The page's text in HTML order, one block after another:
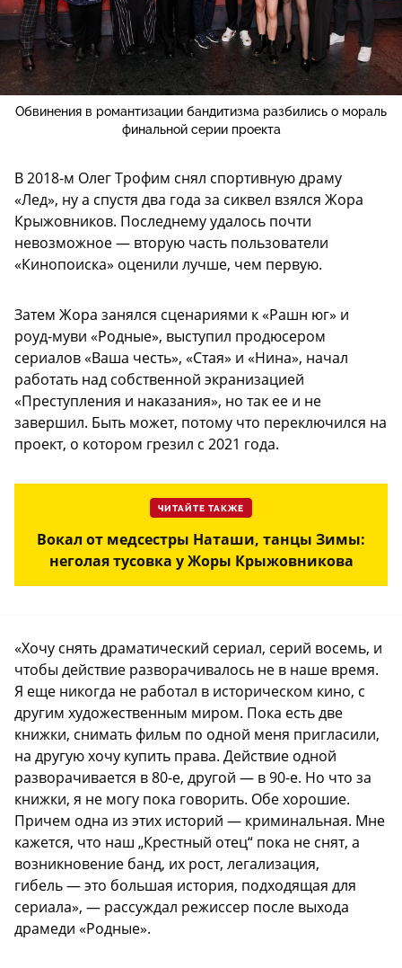
Обвинения в романтизации бандитизма разбились о мораль
финальной серии проекта
В 2018-м Олег Трофим снял спортивную драму
«Лед», ну а спустя два года за сиквел взялся Жора
Крыжовников. Последнему удалось почти
невозможное — вторую часть пользователи
«Кинопоиска» оценили лучше, чем первую.
Затем Жора занялся сценариями к «Рашн юг» и
роуд-муви «Родные», выступил продюсером
сериалов «Ваша честь», «Стая» и «Нина», начал
работать над собственной экранизацией
«Преступления и наказания», но так ее и не
завершил. Быть может, потому что переключился на
проект, о котором грезил с 2021 года.
ЧИТАЙТЕ ТАКЖЕ
Вокал от медсестры Наташи, танцы Зимы:
неголая тусовка у Жоры Крыжовникова
«Хочу снять драматический сериал, серий восемь, и
чтобы действие разворачивалось не в наше время.
Я еще никогда не работал в историческом кино, с
другим художественным миром. Пока есть две
книжки, снимать фильм по одной меня пригласили,
на другую хочу купить права. Действие одной
разворачивается в 80-е, другой — в 90-е. Но что за
книжки, я не могу пока говорить. Обе хорошие.
Причем одна из этих историй — криминальная. Мне
кажется, что наш „Крестный отец“ пока не снят, а
возникновение банд, их рост, легализация,
гибель — это большая история, подходящая для
сериала», — рассуждал режиссер после выхода
драмеди «Родные».